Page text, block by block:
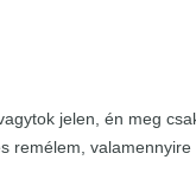
jelen, én meg
remélem, valamennyire